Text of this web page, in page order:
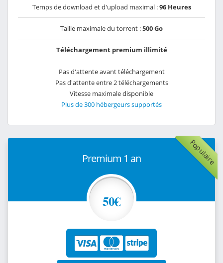
Temps de download et d'upload maximal :96 Heures
Taille maximale du torrent :500 Go
Téléchargement premium illimité
Pas d'attente avant téléchargement
Pas d'attente entre 2 téléchargements
Vitesse maximale disponible
Plus de 300 hébergeurs supportés
Populaire
Premium 1 an
50€